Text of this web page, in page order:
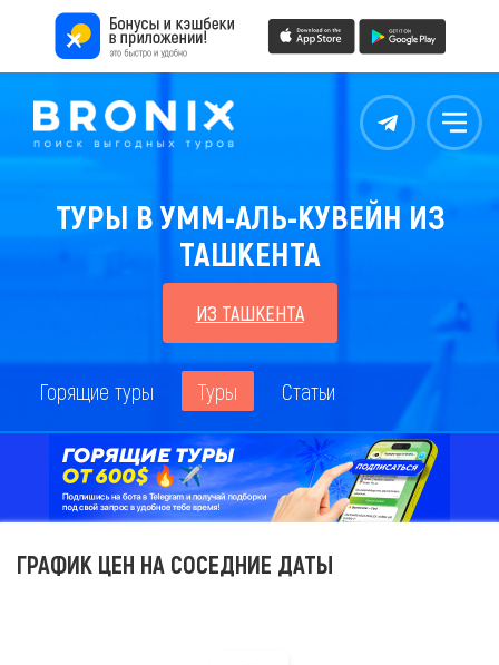
Контакты Меню
ТУРЫ В УММ-АЛЬ-КУВЕЙН ИЗ
ТАШКЕНТА
ИЗ ТАШКЕНТА
Горящие туры Туры Статьи
ГРАФИК ЦЕН НА СОСЕДНИЕ ДАТЫ